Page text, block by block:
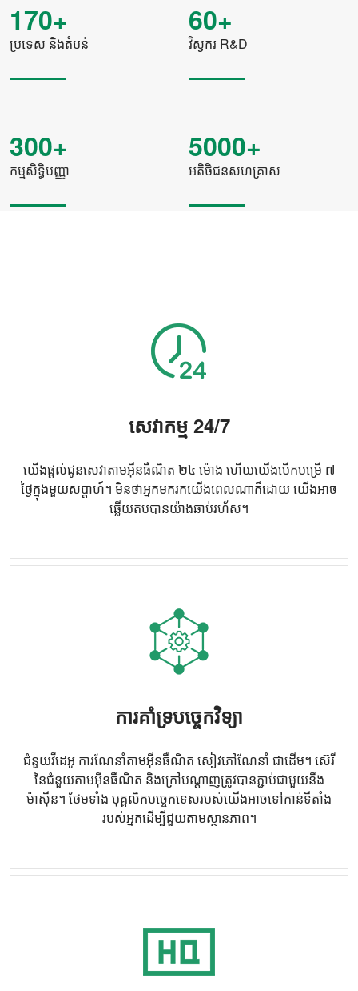
170+
ប្រទេស និងតំបន់
60+
វិស្វករ R&D
300+
កម្មសិទ្ធិបញ្ញា
5000+
អតិថិជនសហគ្រាស
សេវាកម្ម 24/7
យើងផ្តល់ជូនសេវាតាមអ៊ីនធឺណិត ២៤ ម៉ោង ហើយយើងបើកបម្រើ ៧
ថ្ងៃក្នុងមួយសប្តាហ៍។ មិនថាអ្នកមករកយើងពេលណាក៏ដោយ យើងអាច
ឆ្លើយតបបានយ៉ាងឆាប់រហ័ស។
ការគាំទ្របច្ចេកវិទ្យា
ជំនួយវីដេអូ ការណែនាំតាមអ៊ីនធឺណិត សៀវភៅណែនាំ ជាដើម។ ស៊េរី
នៃជំនួយតាមអ៊ីនធឺណិត និងក្រៅបណ្តាញត្រូវបានភ្ជាប់ជាមួយនឹង
ម៉ាស៊ីន។ ថែមទាំង បុគ្គលិកបច្ចេកទេសរបស់យើងអាចទៅកាន់ទីតាំង
របស់អ្នកដើម្បីជួយតាមស្ថានភាព។